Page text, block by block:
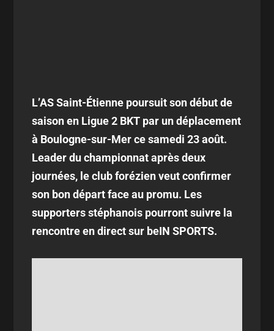
L’AS Saint-Étienne poursuit son début de
saison en Ligue 2 BKT par un déplacement
à Boulogne-sur-Mer ce samedi 23 août.
Leader du championnat après deux
journées, le club forézien veut confirmer
son bon départ face au promu. Les
supporters stéphanois pourront suivre la
rencontre en direct sur beIN SPORTS.